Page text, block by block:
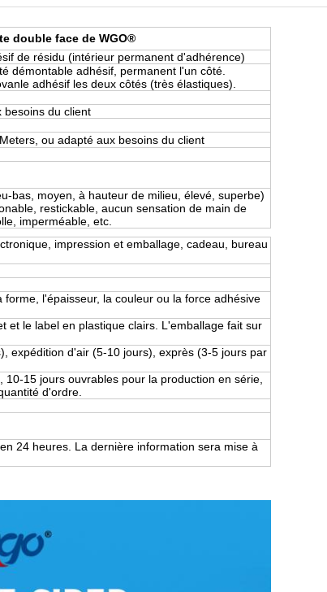
double face de WGO®
de résidu (intérieur permanent d'adhérence)
démontable adhésif, permanent l'un côté.
adhésif les deux côtés (très élastiques).
besoins du client
ou adapté aux besoins du client
bas, moyen, à hauteur de milieu, élevé, superbe)
restickable, aucun sensation de main de
imperméable, etc.
impression et emballage, cadeau, bureau
forme, l'épaisseur, la couleur ou la force adhésive
et le label en plastique clairs. L'emballage fait sur
expédition d'air (5-10 jours), exprès (3-5 jours par
10-15 jours ouvrables pour la production en série,
d'ordre.
24 heures. La dernière information sera mise à